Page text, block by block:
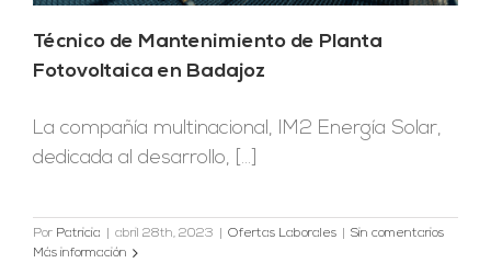
Técnico de Mantenimiento de Planta
Fotovoltaica en Badajoz
La compañía multinacional, IM2 Energía Solar,
dedicada al desarrollo, [...]
Por Patricia abril 28th, 2023 Ofertas Laborales
Sin comentarios
Más información